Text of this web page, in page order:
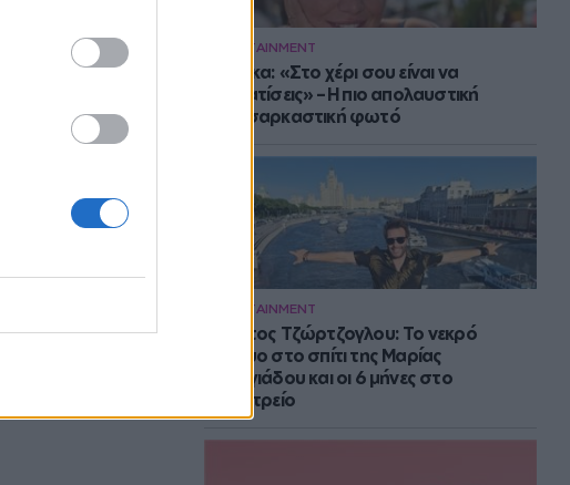
ENTERTAINMENT
Μπάρκα: «Στο χέρι σου είναι να
αδυνατίσεις» – Η πιο απολαυστική
αυτοσαρκαστική φωτό
ENTERTAINMENT
Στράτος Τζώρτζογλου: Το νεκρό
έμβρυο στο σπίτι της Μαρίας
Γεωργιάδου και οι 6 μήνες στο
ψυχιατρείο